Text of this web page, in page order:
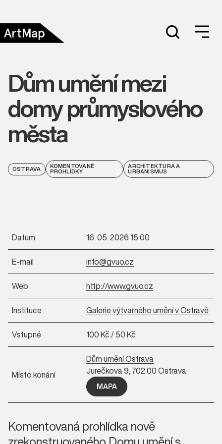
Dům umění mezi
domy průmyslového
města
OSTRAVA KOMENTOVANÉ
PROHLÍDKY
ARCHITEKTURA A
URBANISMUS
Datum 16. 05. 2026 15:00
E-mail info@gvuo.cz
Web http://www.gvuo.cz
Instituce Galerie výtvarného umění v Ostravě
Vstupné 100 Kč / 50 Kč
Místo konání
Dům umění Ostrava
Jurečkova 9, 702 00 Ostrava
MAPA
Komentovaná prohlídka nově